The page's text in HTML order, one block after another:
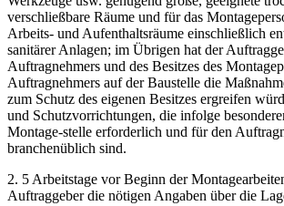
verschließbare Räume und für das
Arbeits- und Aufenthaltsräume einschließlich
sanitärer Anlagen; im Übrigen hat der
Auftragnehmers und des Besitzes des
Auftragnehmers auf der Baustelle die
zum Schutz des eigenen Besitzes ergreifen
und Schutzvorrichtungen, die infolge
Montage-stelle erforderlich und für den
branchenüblich sind.
2. 5 Arbeitstage vor Beginn der
Auftraggeber die nötigen Angaben über die